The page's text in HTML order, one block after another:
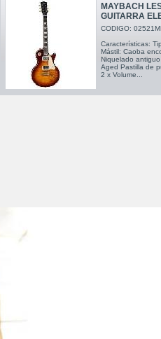
MAYBACH
GUITARRA
CODIGO:
Características:
Mástil: Caoba
Niquelado
Aged Pastilla de
2 x Volume...